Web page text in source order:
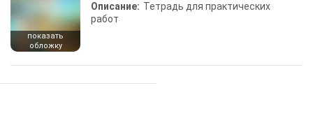
показать
обложку
Описание: Тетрадь для практических
работ